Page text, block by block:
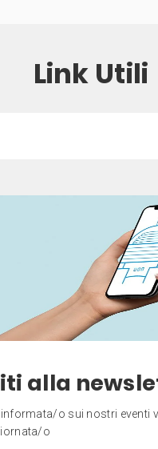
Link Utili
alla
o sui nostri eventi
o